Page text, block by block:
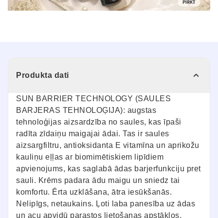
Produkta dati
SUN BARRIER TECHNOLOGY (SAULES
BARJERAS TEHNOLOĢIJA): augstas
tehnoloģijas aizsardzība no saules, kas īpaši
radīta zīdaiņu maigajai ādai. Tas ir saules
aizsargfiltru, antioksidanta E vitamīna un aprikožu
kauliņu eļļas ar biomimētiskiem lipīdiem
apvienojums, kas saglabā ādas barjerfunkciju pret
sauli. Krēms padara ādu maigu un sniedz tai
komfortu. Ērta uzklāšana, ātra iesūkšanās.
Nelipīgs, netaukains. Ļoti laba panesība uz ādas
un acu apvidū parastos lietošanas apstākļos.